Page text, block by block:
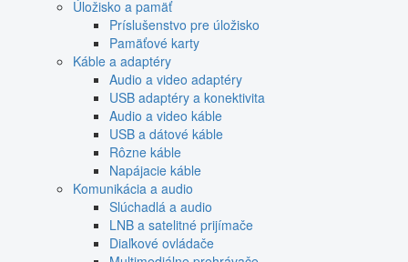
Úložisko a pamäť
Príslušenstvo pre úložisko
Pamäťové karty
Káble a adaptéry
Audio a video adaptéry
USB adaptéry a konektivita
Audio a video káble
USB a dátové káble
Rôzne káble
Napájacie káble
Komunikácia a audio
Slúchadlá a audio
LNB a satelitné prijímače
Diaľkové ovládače